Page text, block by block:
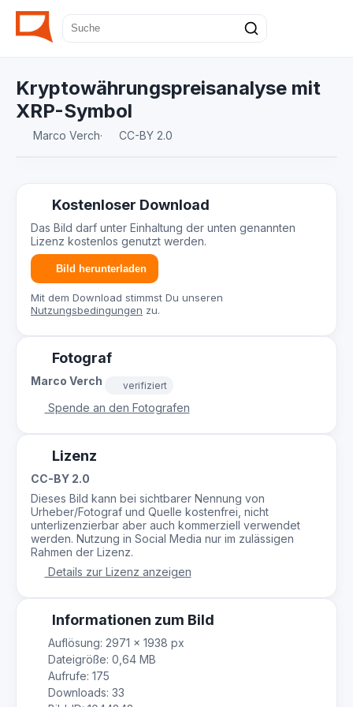
Kryptowährungspreisanalyse mit
XRP-Symbol
Marco Verch· CC-BY 2.0
Kostenloser Download
Das Bild darf unter Einhaltung der unten genannten
Lizenz kostenlos genutzt werden.
Bild herunterladen
Mit dem Download stimmst Du unseren
Nutzungsbedingungen zu.
Fotograf
Marco Verch verifiziert
Spende an den Fotografen
Lizenz
CC-BY 2.0
Dieses Bild kann bei sichtbarer Nennung von
Urheber/Fotograf und Quelle kostenfrei, nicht
unterlizenzierbar aber auch kommerziell verwendet
werden. Nutzung in Social Media nur im zulässigen
Rahmen der Lizenz.
Details zur Lizenz anzeigen
Informationen zum Bild
Auflösung: 2971 × 1938 px
Dateigröße: 0,64 MB
Aufrufe: 175
Downloads: 33